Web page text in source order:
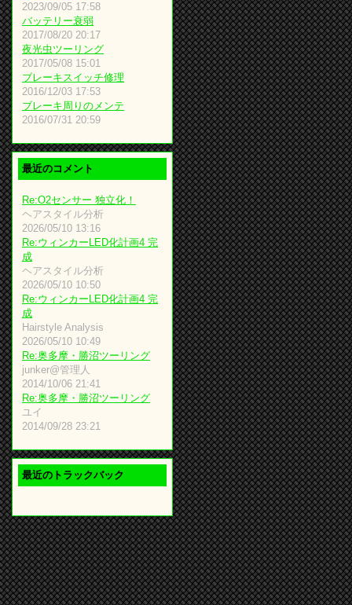
2023/09/05 17:58
バッテリー衰弱
2017/08/20 20:17
夜光虫ツーリング
2017/05/08 15:01
ブレーキスイッチ修理
2016/12/03 17:53
ブレーキ周りのメンテ
2016/07/31 20:59
最近のコメント
Re:O2センサー 独立化！
ヘアスタイル分析
2026/05/10 13:16
Re:ウィンカーLED化計画4 完
成
ヘアスタイル分析
2026/05/10 10:50
Re:ウィンカーLED化計画4 完
成
Hairstyle Analysis
2026/05/10 10:49
Re:奥多摩・勝沼ツーリング
junker@管理人
2014/10/06 21:41
Re:奥多摩・勝沼ツーリング
ユイ
2014/09/28 23:21
最近のトラックバック